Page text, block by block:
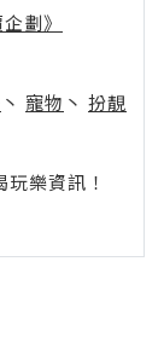
劃》
丶 寵物 丶 扮靚
樂資訊！